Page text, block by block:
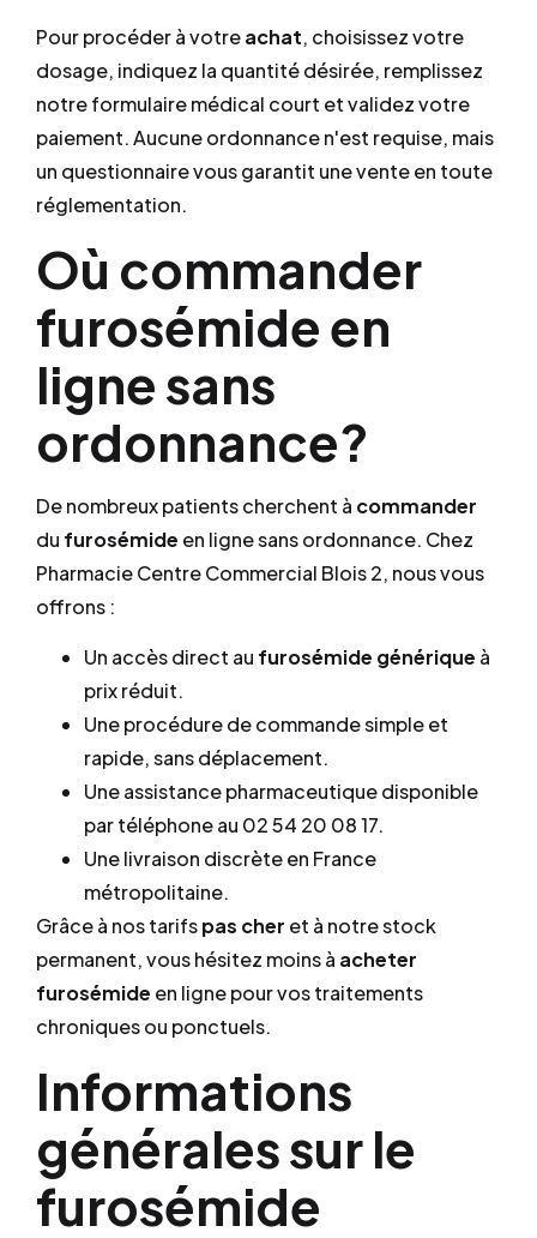
Pour procéder à votreachat, choisissez votre
dosage, indiquez la quantité désirée, remplissez
notre formulaire médical court et validez votre
paiement. Aucune ordonnance n'est requise, mais
un questionnaire vous garantit une vente en toute
réglementation.
Où commander
furosémide en
ligne sans
ordonnance?
De nombreux patients cherchent à commander
du furosémide en ligne sans ordonnance. Chez
Pharmacie Centre Commercial Blois 2, nous vous
offrons :
Un accès direct au furosémide générique à
prix réduit.
Une procédure de commande simple et
rapide, sans déplacement.
Une assistance pharmaceutique disponible
par téléphone au 02 54 20 08 17.
Une livraison discrète en France
métropolitaine.
Grâce à nos tarifspas cher et à notre stock
permanent, vous hésitez moins à acheter
furosémide en ligne pour vos traitements
chroniques ou ponctuels.
Informations
générales sur le
furosémide